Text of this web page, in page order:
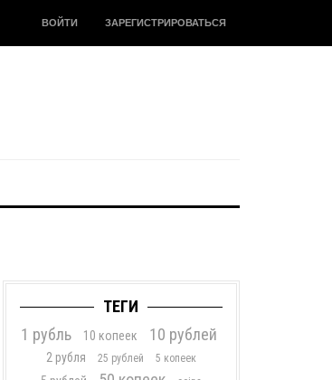
ВОЙТИ ЗАРЕГИСТРИРОВАТЬСЯ
ТЕГИ
1 рубль
10 копеек 10 рублей
2 рубля 25 рублей 5 копеек